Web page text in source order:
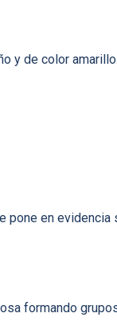
y de color
pone en
formando